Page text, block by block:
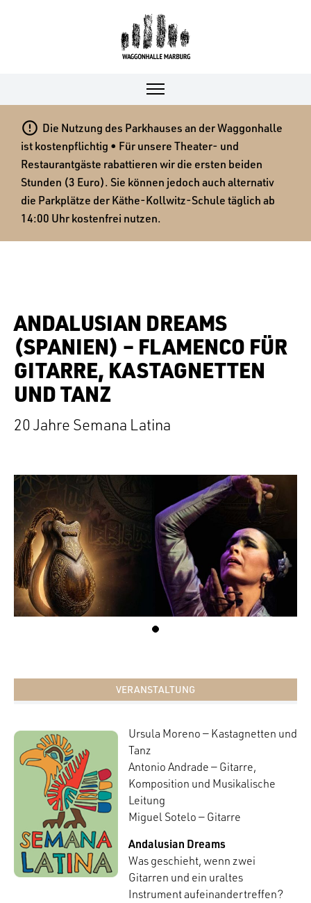
 Die Nutzung des Parkhauses an der Waggonhalle
ist kostenpflichtig • Für unsere Theater- und
Restaurantgäste rabattieren wir die ersten beiden
Stunden (3 Euro). Sie können jedoch auch alternativ
die Parkplätze der Käthe-Kollwitz-Schule täglich ab
14:00 Uhr kostenfrei nutzen.
ANDALUSIAN DREAMS
(SPANIEN) – FLAMENCO FÜR
GITARRE, KASTAGNETTEN
UND TANZ
20 Jahre Semana Latina
VERANSTALTUNG
Ursula Moreno — Kastagnetten und
Tanz
Antonio Andrade — Gitarre,
Komposition und Musikalische
Leitung
Miguel Sotelo — Gitarre
Andalusian Dreams
Was geschieht, wenn zwei
Gitarren und ein uraltes
Instrument aufeinandertreffen?